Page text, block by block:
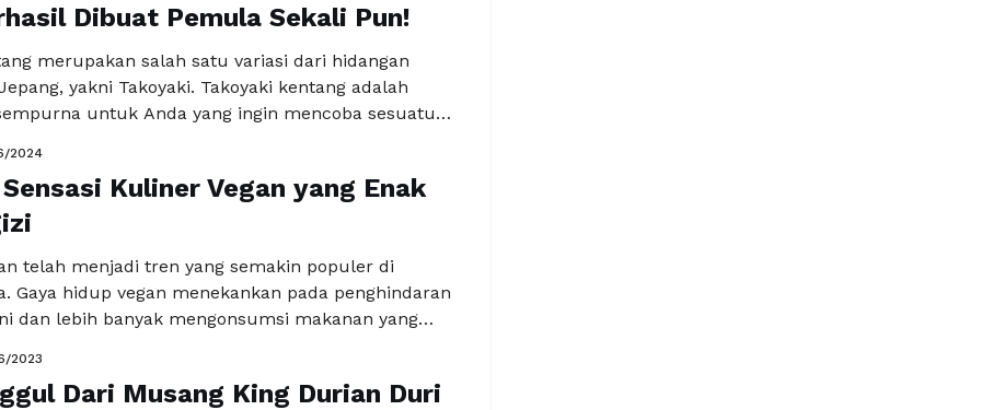
Anda …Baca Selengkapnya
Dibuat Pemula Sekali Pun!
merupakan salah satu variasi dari hidangan
yakni Takoyaki. Takoyaki kentang adalah
untuk Anda yang ingin mencoba sesuatu
dengan keluarga atau teman-teman. Meskipun
takoyaki kentang sebenarnya mudah untuk
oleh pemula sekalipun. Berikut …
2024
Kuliner Vegan yang Enak
telah menjadi tren yang semakin populer di
Gaya hidup vegan menekankan pada penghindaran
dan lebih banyak mengonsumsi makanan yang
terbatas dalam variasi dan rasa, namun faktanya,
dapat menawarkan sensasi yang lezat dan bergizi.
2023
Dari Musang King Durian Duri